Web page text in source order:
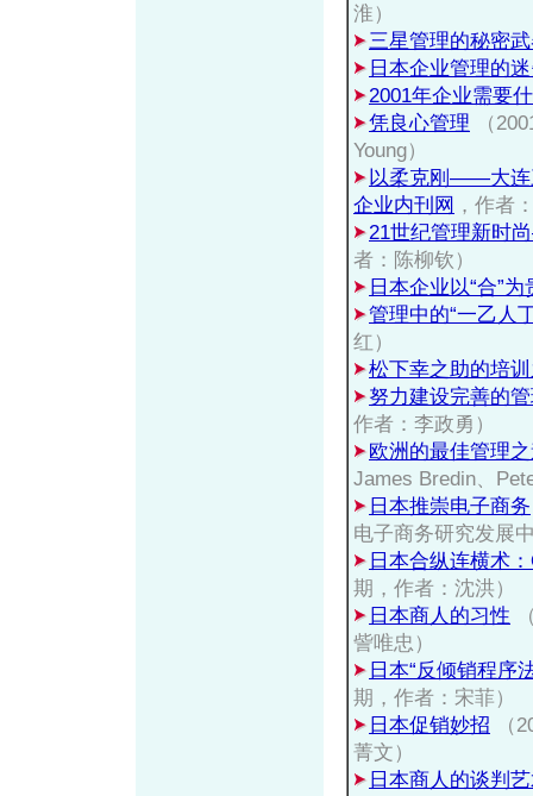
淮）
三星管理的秘密
日本企业管理的
2001年企业需要
凭良心管理
（
Young）
以柔克刚——大连
企业内刊网 ，作者
21世纪管理新时
者：陈柳钦）
日本企业以“合”为
管理中的“一乙人
红）
松下幸之助的培
努力建设完善的
作者：李政勇）
欧洲的最佳管理
James Bredin、
日本推崇电子商务
电子商务研究发展
日本合纵连横术
期，作者：沈洪）
日本商人的习性
訾唯忠）
日本“反倾销程序
期，作者：宋菲）
日本促销妙招
（
菁文）
日本商人的谈判